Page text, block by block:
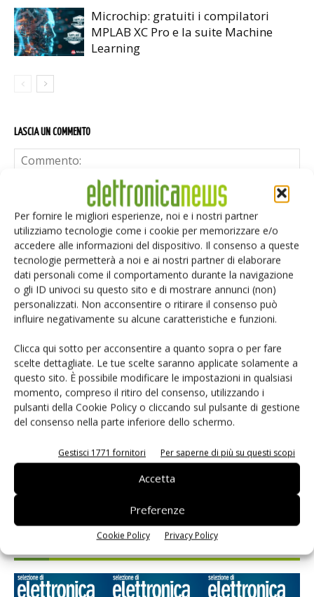
Per fornire le migliori esperienze, noi e i nostri partner
utilizziamo tecnologie come i cookie per memorizzare e/o
accedere alle informazioni del dispositivo. Il consenso a queste
tecnologie permetterà a noi e ai nostri partner di elaborare
dati personali come il comportamento durante la navigazione
o gli ID univoci su questo sito e di mostrare annunci (non)
personalizzati. Non acconsentire o ritirare il consenso può
influire negativamente su alcune caratteristiche e funzioni.
Clicca qui sotto per acconsentire a quanto sopra o per fare
scelte dettagliate. Le tue scelte saranno applicate solamente a
questo sito. È possibile modificare le impostazioni in qualsiasi
momento, compreso il ritiro del consenso, utilizzando i
pulsanti della Cookie Policy o cliccando sul pulsante di gestione
del consenso nella parte inferiore dello schermo.
Gestisci 1771 fornitori Per saperne di più su questi scopi
Accetta
Preferenze
Cookie Policy Privacy Policy
Microchip: gratuiti i compilatori
MPLAB XC Pro e la suite Machine
Learning
LASCIA UN COMMENTO
Salva il mio nome, email e sito web in questo browser per i
prossimi commenti.